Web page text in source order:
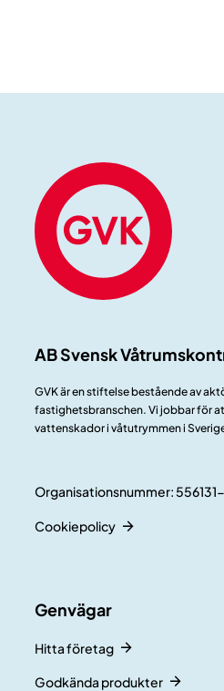
AB Svensk
GVK är en stiftelse bestående av
fastighetsbranschen. Vi jobbar för
vattenskador i våtutrymmen i
Organisationsnummer:
Cookiepolicy
Genvägar
Hitta företag
Godkända produkter